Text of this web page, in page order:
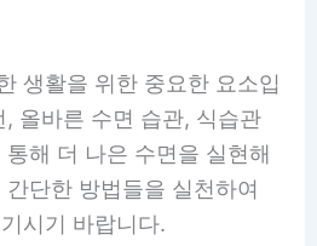
생활을 위한 중요한 요소입
올바른 수면 습관, 식습관
해 더 나은 수면을 실현해
단한 방법들을 실천하여
시기 바랍니다.